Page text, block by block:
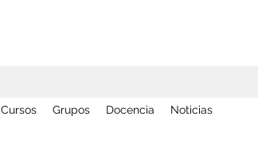
Cursos Grupos Docencia Noticias